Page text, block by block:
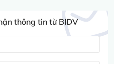
thông tin từ BIDV